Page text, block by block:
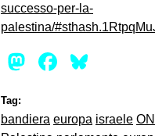
successo-per-la-
palestina/
Mastodon
Tag:
bandiera europa israele